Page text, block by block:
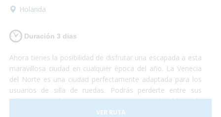
Holanda
Duración 3 dias
Ahora tienes la posibilidad de disfrutar una escapada a esta
maravillosa ciudad en cualquier época del año. La Venecia
del Norte es una ciudad perfectamente adaptada para los
usuarios de silla de ruedas. Podrás perderte entre sus
calles, visitar el Barrio Rojo o pasear por el Voldenpark,
sabías que en la primavera explota de color? Las flores y su
VER RUTA